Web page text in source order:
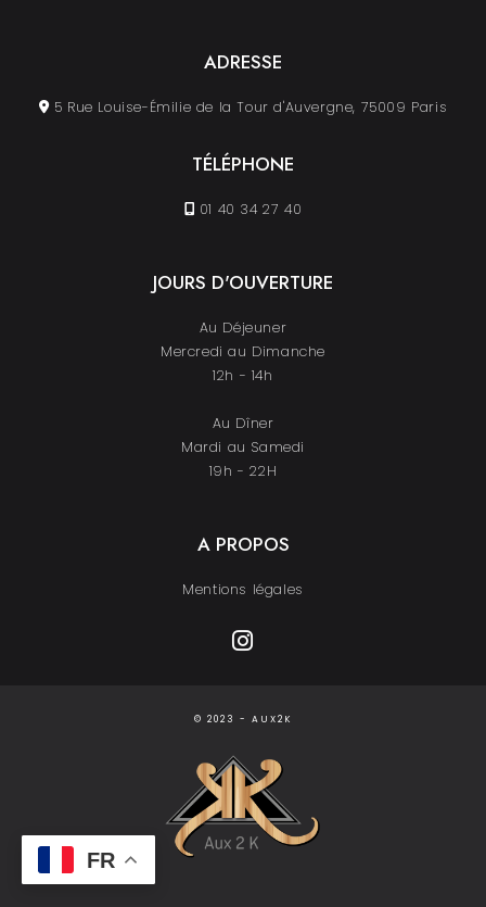
ADRESSE
5 Rue Louise-Émilie de la Tour d'Auvergne, 75009 Paris
TÉLÉPHONE
01 40 34 27 40
JOURS D'OUVERTURE
Au Déjeuner
Mercredi au Dimanche
12h - 14h
Au Dîner
Mardi au Samedi
19h - 22H
A PROPOS
Mentions légales
© 2023 - AUX2K
FR